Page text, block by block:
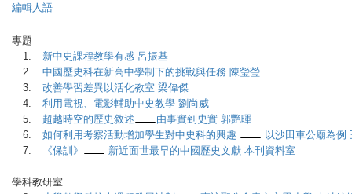
編輯人語
專題
1.
新中史課程教學有感 呂振基
2.
中國歷史科在新高中學制下的挑戰與任務 陳瑩瑩
3.
改善學習差異以活化教室 梁偉傑
4.
利用電視、電影輔助中史教學 劉尚威
5.
超越時空的歷史敘述
由事實到史實 郭艷暉
6.
如何利用考察活動增加學生對中史科的興趣
以沙田車公廟為例
7.
《保訓》 新近面世最早的中國歷史文獻 本刊資料室
學科教研室